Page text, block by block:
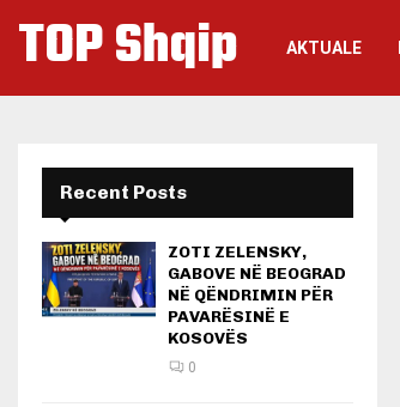
TOP Shqip AKTUALE
Recent Posts
ZOTI ZELENSKY,
GABOVE NË BEOGRAD
NË QËNDRIMIN PËR
PAVARËSINË E
KOSOVËS
0